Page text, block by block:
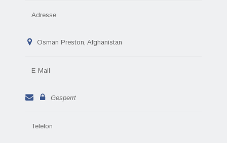
Adresse
Osman Preston, Afghanistan
E-Mail
Gesperrt
Telefon